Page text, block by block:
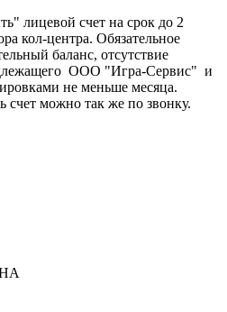
лицевой счет на срок до 2
кол-центра. Обязательное
баланс, отсутствие
ООО "Игра-Сервис" и
не меньше месяца.
счет можно так же по звонку.